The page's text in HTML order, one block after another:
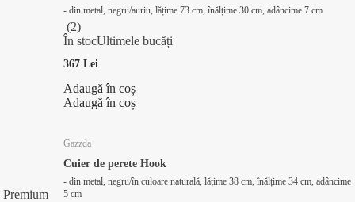
- din metal, negru/auriu, lățime 73 cm, înălțime 30 cm, adâncime 7 cm
(2)
În stocUltimele bucăți
367 Lei
Adaugă în coș
Adaugă în coș
Premium
Gazzda
Cuier de perete Hook
- din metal, negru/în culoare naturală, lățime 38 cm, înălțime 34 cm, adâncime
5 cm